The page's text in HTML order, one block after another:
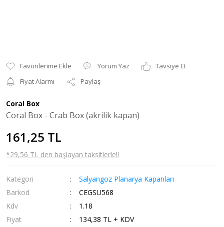
Yorum Yaz
Tavsiye Et
Fiyat Alarmı
Paylaş
Coral Box
Coral Box - Crab Box (akrilik kapan)
161,25 TL
*29,56 TL den başlayan taksitlerle!!
Kategori
Salyangoz Planarya Kapanları
Barkod
CEGSU568
Kdv
1.18
Fiyat
134,38 TL + KDV